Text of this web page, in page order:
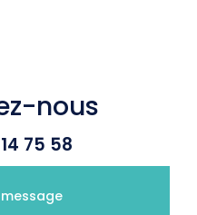
nous
75 58